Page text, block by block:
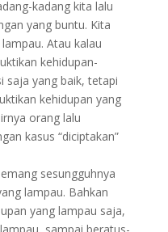
kadang kita lalu
yang buntu. Kita
Atau kalau
kehidupan-
saja yang baik, tetapi
kehidupan yang
orang lalu
kasus “diciptakan”
sesungguhnya
lampau. Bahkan
yang lampau saja,